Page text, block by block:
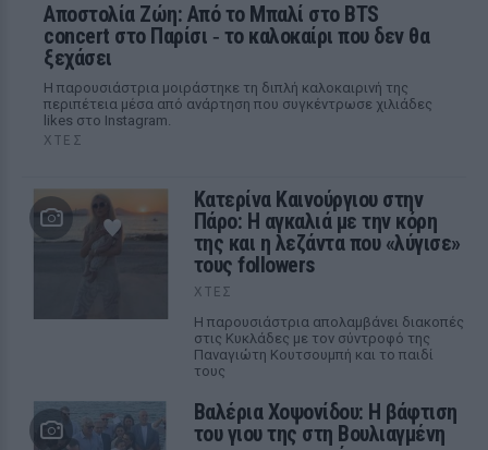
Αποστολία Ζώη: Από το Μπαλί στο BTS
concert στο Παρίσι ‑ το καλοκαίρι που δεν θα
ξεχάσει
Η παρουσιάστρια μοιράστηκε τη διπλή καλοκαιρινή της
περιπέτεια μέσα από ανάρτηση που συγκέντρωσε χιλιάδες
likes στο Instagram.
ΧΤΕΣ
Κατερίνα Καινούργιου στην
Πάρο: Η αγκαλιά με την κόρη
της και η λεζάντα που «λύγισε»
τους followers
ΧΤΕΣ
Η παρουσιάστρια απολαμβάνει διακοπές
στις Κυκλάδες με τον σύντροφό της
Παναγιώτη Κουτσουμπή και το παιδί
τους
Βαλέρια Χοψονίδου: Η βάφτιση
του γιου της στη Βουλιαγμένη